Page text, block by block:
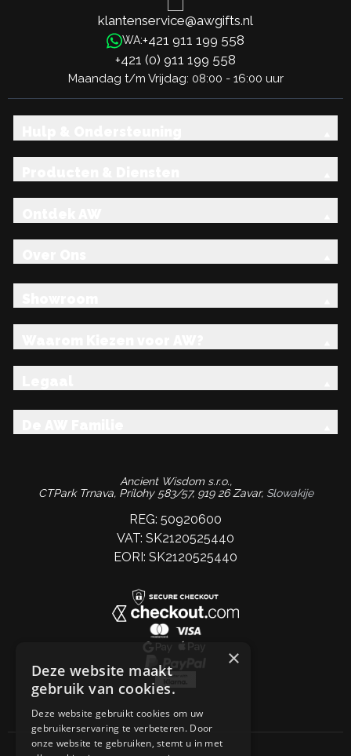
klantenservice@awgifts.nl
WA:+421 911 199 558
+421 (0) 911 199 558
Maandag t/m Vrijdag: 08:00 - 16:00 uur
Ancient Wisdom s.r.o.,
CTPark Trnava, Prílohy 583/57, 919 26 Zavar, Slowakije
REG: 50920600
VAT: SK2120525440
EORI: SK2120525440
×
Deze website maakt
gebruik van cookies.
Deze website gebruikt cookies om uw
gebruikerservaring te verbeteren. Door
onze website te gebruiken, stemt u in met